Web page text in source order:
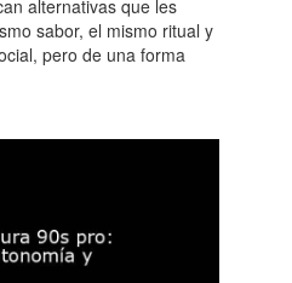
alternativas que les
sabor, el mismo ritual y
pero de una forma